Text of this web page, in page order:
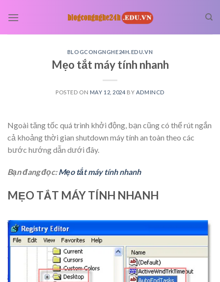
BLOGCONGNGHE24H.EDU.VN
Mẹo tắt máy tính nhanh
POSTED ON MAY 12, 2024 BY ADMINCD
Ngoài tăng tốc quá trình khởi động, bạn cũng có thể rút ngắn
cả khoảng thời gian shutdown máy tính an toàn theo các
bước hướng dẫn dưới đây.
Bạn đang đọc:Mẹo tắt máy tính nhanh
MẸO TẮT MÁY TÍNH NHANH